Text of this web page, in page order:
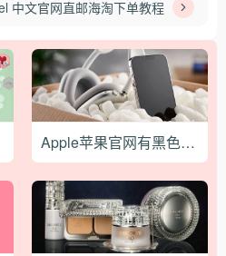
中文官网直邮海淘下单教程
Apple苹果官网有黑色星期五促销吗？Apple 黑五折扣商家汇总！